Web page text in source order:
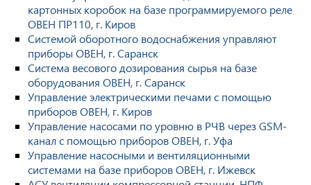
картонных коробок на базе программируемого реле
ОВЕН ПР110, г. Киров
Системой оборотного водоснабжения управляют
приборы ОВЕН, г. Саранск
Система весового дозирования сырья на базе
оборудования ОВЕН, г. Саранск
Управление электрическими печами с помощью
приборов ОВЕН, г. Киров
Управление насосами по уровню в РЧВ через GSM-
канал с помощью приборов ОВЕН, г. Уфа
Управление насосными и вентиляционными
системами на базе приборов ОВЕН, г. Ижевск